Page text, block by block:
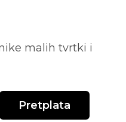
malih tvrtki i
Pretplata